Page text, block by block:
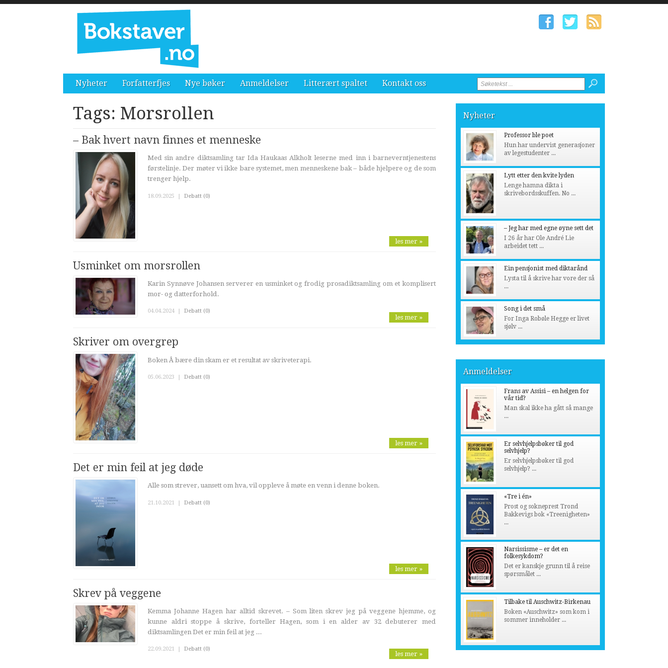
Nyheter Forfatterfjes Nye bøker Anmeldelser Litterært spaltet Kontakt oss
Tags: Morsrollen
– Bak hvert navn finnes et menneske
Med sin andre diktsamling tar Ida Haukaas Alkholt leserne med inn i barneverntjenestens
førstelinje. Der møter vi ikke bare systemet, men menneskene bak – både hjelpere og de som
trenger hjelp.
18.09.2025 | Debatt (0)
les mer »
Usminket om morsrollen
Karin Synnøve Johansen serverer en usminket og frodig prosadiktsamling om et komplisert
mor- og datterforhold.
04.04.2024 Debatt (0)
les mer »
Skriver om overgrep
Boken Å bære din skam er et resultat av skriveterapi.
05.06.2023 | Debatt (0)
les mer »
Det er min feil at jeg døde
Alle som strever, uansett om hva, vil oppleve å møte en venn i denne boken.
21.10.2021 | Debatt (0)
les mer »
Skrev på veggene
Kemma Johanne Hagen har alltid skrevet. – Som liten skrev jeg på veggene hjemme, og
kunne aldri stoppe å skrive, forteller Hagen, som i en alder av 32 debuterer med
diktsamlingen Det er min feil at jeg ...
22.09.2021 Debatt (0)
les mer »
Nyheter
Professor ble poet
Hun har undervist generasjoner
av legestudenter ...
Lytt etter den kvite lyden
Lenge hamna dikta i
skrivebordsskuffen. No ...
– Jeg har med egne øyne sett det
I 26 år har Ole André Lie
arbeidet tett ...
Ein pensjonist med diktarånd
Lysta til å skrive har vore der så
...
Song i det små
For Inga Robøle Hegge er livet
sjølv ...
Anmeldelser
Frans av Assisi – en helgen for
vår tid?
Man skal ikke ha gått så mange
...
Er selvhjelpsbøker til god
selvhjelp?
Er selvhjelpsbøker til god
selvhjelp? ...
«Tre i én»
Prost og sokneprest Trond
Bakkevigs bok «Treenigheten»
...
Narsissisme – er det en
folkesykdom?
Det er kanskje grunn til å reise
spørsmålet ...
Tilbake til Auschwitz-Birkenau
Boken «Auschwitz» som kom i
sommer inneholder ...